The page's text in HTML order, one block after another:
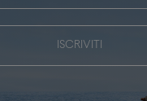
ISCRIVITI